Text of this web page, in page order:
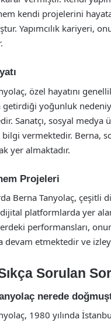
kendi projelerini
Yapımcılık kariyeri,
özel hayatını
getirdiği yoğunluk
Sanatçı, sosyal medya
bilgi vermektedir. Berna,
yer almaktadır.
Projeleri
Berna Tanyolaç,
platformlarda yer
performansları,
devam etmektedir ve
Sorulan
nerede
1980 yılında